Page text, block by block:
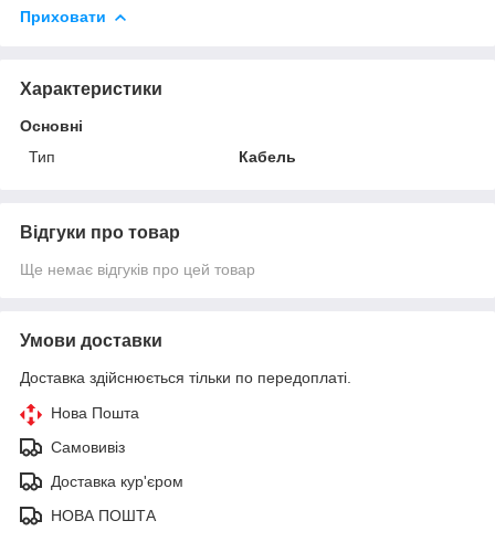
Приховати
Характеристики
Основні
Тип
Кабель
Відгуки про товар
Ще немає відгуків про цей товар
Умови доставки
Доставка здійснюється тільки по передоплаті.
Нова Пошта
Самовивіз
Доставка кур'єром
НОВА ПОШТА